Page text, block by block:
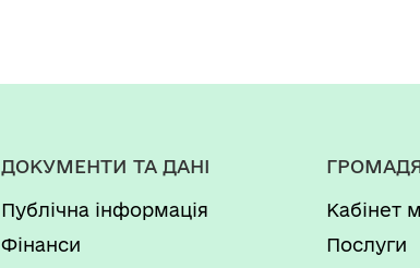
ДОКУМЕНТИ ТА ДАНІ
Публічна інформація
Фінанси
Кабінет
Послуги